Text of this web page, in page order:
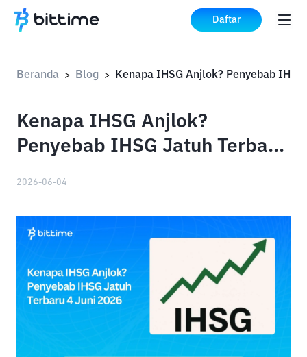
Daftar
Beranda > Blog >
Kenapa IHSG Anjlok?
Penyebab IHSG Jatuh Terbaru
2026-06-04